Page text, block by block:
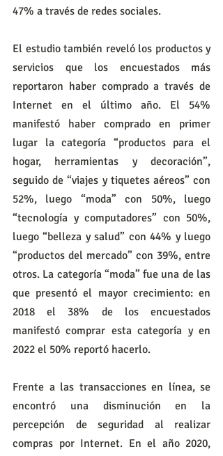
47% a través de redes sociales.
El estudio también reveló los productos y
servicios que los encuestados más
reportaron haber comprado a través de
Internet en el último año. El 54%
manifestó haber comprado en primer
lugar la categoría “productos para el
hogar, herramientas y decoración”,
seguido de “viajes y tiquetes aéreos” con
52%, luego “moda” con 50%, luego
“tecnología y computadores” con 50%,
luego “belleza y salud” con 44% y luego
“productos del mercado” con 39%, entre
otros. La categoría “moda” fue una de las
que presentó el mayor crecimiento: en
2018 el 38% de los encuestados
manifestó comprar esta categoría y en
2022 el 50% reportó hacerlo.
Frente a las transacciones en línea, se
encontró una disminución en la
percepción de seguridad al realizar
compras por Internet. En el año 2020,